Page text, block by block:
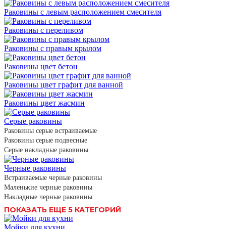
Раковины с левым расположением смесителя
Раковины с переливом
Раковины с правым крылом
Раковины цвет бетон
Раковины цвет графит для ванной
Раковины цвет жасмин
Серые раковины
Раковины серые встраиваемые
Раковины серые подвесные
Серые накладные раковины
Черные раковины
Встраиваемые черные раковины
Маленькие черные раковины
Накладные черные раковины
ПОКАЗАТЬ ЕЩЕ 5 КАТЕГОРИЙ
Мойки для кухни